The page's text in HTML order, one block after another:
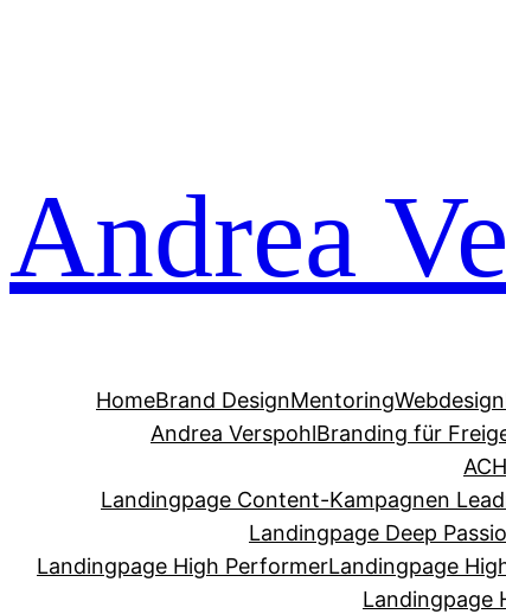
Andrea
HomeBrand DesignMentoringWebdesign
Andrea VerspohlBranding für
Landingpage Content-Kampagnen
Landingpage Deep
Landingpage High PerformerLandingpage
Landingpage